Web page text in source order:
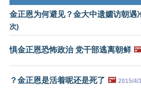
金正恩为何避见？金大中遗孀访朝遇
次)
惧金正恩恐怖政治 党干部逃离朝鲜
？金正恩是活着呢还是死了 🖼️ 2015/4/